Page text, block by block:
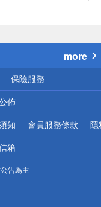
more
保險服務
佈
知 會員服務條款 隱
箱
告為主